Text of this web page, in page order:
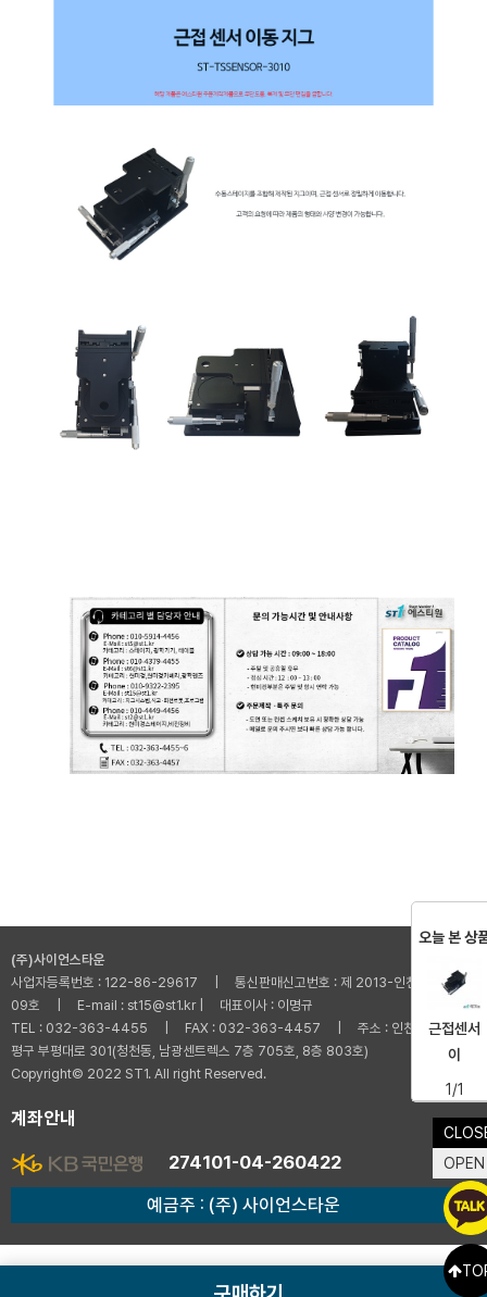
구매하기
(주)사이언스타운
사업자등록번호 : 122-86-29617 | 통신판매신고번호 : 제 2013-인천부평-001
09호 | E-mail : st15@st1.kr | 대표이사 : 이명규
TEL : 032-363-4455 | FAX : 032-363-4457 | 주소 : 인천광역시 부
평구 부평대로 301(청천동, 남광센트렉스 7층 705호, 8층 803호)
Copyright© 2022 ST1. All right Reserved.
계좌안내
274101-04-260422
예금주 : (주) 사이언스타운
OPEN
오늘 본 상
근접센서
이
1/1